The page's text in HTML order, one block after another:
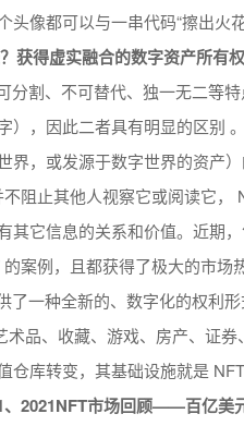
头像都可以与一串代码“擦出火
获得虚实融合的数字资产所有权
分割、不可替代、独一无二等
），因此二者具有明显的区别
界，或发源于数字世界的资产
阻止其他人视察它或阅读它，
其它信息的关系和价值。近期
案例，且都获得了极大的市场
了一种全新的、数字化的权利
品、收藏、游戏、房产、证
库转变，其基础设施就是
、2021NFT市场回顾——百亿美